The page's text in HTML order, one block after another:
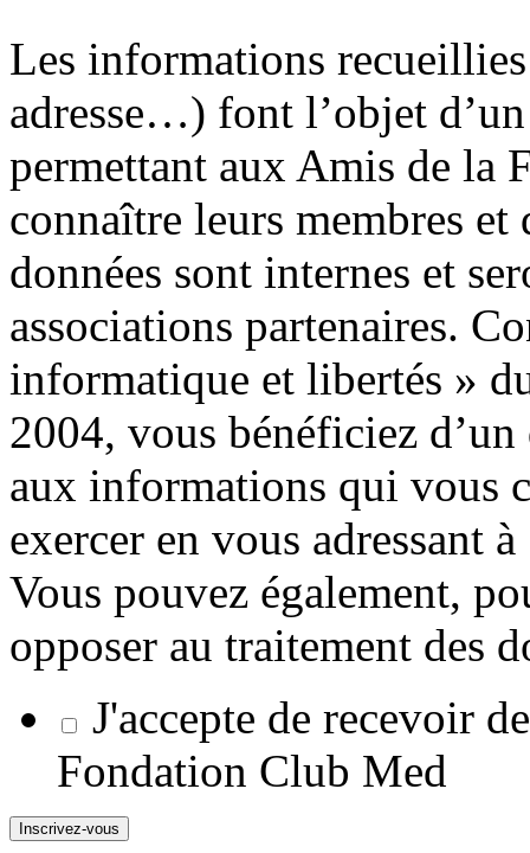
Les informations
adresse…) font l’objet
permettant aux Amis de la
connaître leurs membres et
données sont internes et
associations partenaires.
informatique et libertés »
2004, vous bénéficiez
aux informations qui vous
exercer en vous adressant
Vous pouvez également,
opposer au traitement des
J'accepte de recevoir
Fondation Club Med